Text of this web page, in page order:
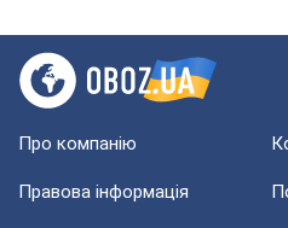
Про компанію
Правова інформація